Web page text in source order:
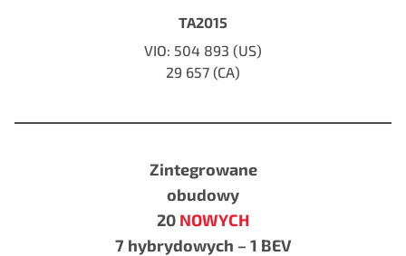
TA2015
VIO: 504 893 (US)
29 657 (CA)
Zintegrowane
obudowy
20 NOWYCH
7 hybrydowych – 1 BEV